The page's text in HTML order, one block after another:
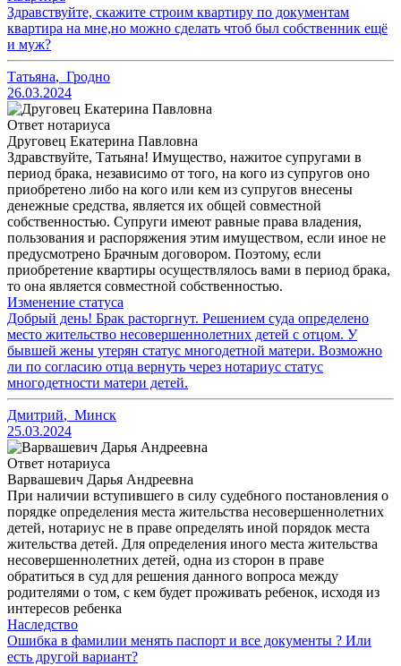
Здравствуйте, скажите строим квартиру по документам
квартира на мне,но можно сделать чтоб был собственник ещё
и муж?
Татьяна, Гродно
26.03.2024
Ответ нотариуса
Друговец Екатерина Павловна
Здравствуйте, Татьяна! Имущество, нажитое супругами в
период брака, независимо от того, на кого из супругов оно
приобретено либо на кого или кем из супругов внесены
денежные средства, является их общей совместной
собственностью. Супруги имеют равные права владения,
пользования и распоряжения этим имуществом, если иное не
предусмотрено Брачным договором. Поэтому, если
приобретение квартиры осуществлялось вами в период брака,
то она является совместной собственностью.
Изменение статуса
Добрый день! Брак расторгнут. Решением суда определено
место жительство несовершеннолетних детей с отцом. У
бывшей жены утерян статус многодетной матери. Возможно
ли по согласию отца вернуть через нотариус статус
многодетности матери детей.
Дмитрий, Минск
25.03.2024
Ответ нотариуса
Варвашевич Дарья Андреевна
При наличии вступившего в силу судебного постановления о
порядке определения места жительства несовершеннолетних
детей, нотариус не в праве определять иной порядок места
жительства детей. Для определения иного места жительства
несовершеннолетних детей, одна из сторон в праве
обратиться в суд для решения данного вопроса между
родителями о том, с кем будет проживать ребенок, исходя из
интересов ребенка
Наследство
Ошибка в фамилии менять паспорт и все документы ? Или
есть другой вариант?